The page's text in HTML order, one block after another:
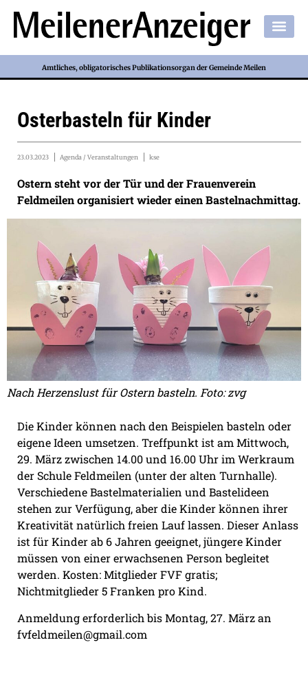
Amtliches, obligatorisches Publikationsorgan der Gemeinde Meilen
Osterbasteln für Kinder
23.03.2023 Agenda / Veranstaltungen kse
Ostern steht vor der Tür und der Frauenverein
Feldmeilen organisiert wieder einen Bastelnachmittag.
Nach Herzenslust für Ostern basteln. Foto: zvg
Die Kinder können nach den Beispielen basteln oder
eigene Ideen umsetzen. Treffpunkt ist am Mittwoch,
29. März zwischen 14.00 und 16.00 Uhr im Werkraum
der Schule Feldmeilen (unter der alten Turnhalle).
Verschiedene Bastelmaterialien und Bastelideen
stehen zur Verfügung, aber die Kinder können ihrer
Kreativität natürlich freien Lauf lassen. Dieser Anlass
ist für Kinder ab 6 Jahren geeignet, jüngere Kinder
müssen von einer erwachsenen Person begleitet
werden. Kosten: Mitglieder FVF gratis;
Nichtmitglieder 5 Franken pro Kind.
Anmeldung erforderlich bis Montag, 27. März an
fvfeldmeilen@gmail.com